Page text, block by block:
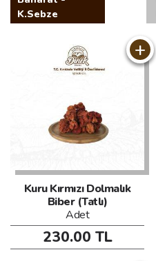
K.Sebze
+
Kuru Kırmızı Dolmalık
Biber (Tatlı)
Adet
230.00 TL